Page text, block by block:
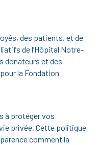
des patients, et de
de l’Hôpital Notre-
donateurs et des
la Fondation
à protéger vos
privée. Cette politique
comment la